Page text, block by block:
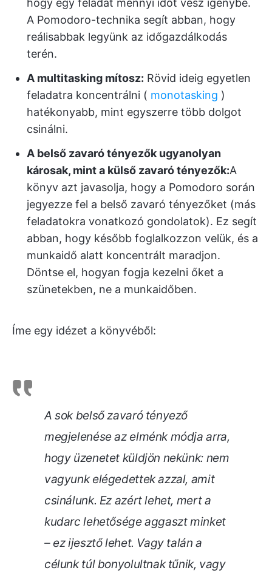
hogy egy feladat mennyi időt vesz igénybe.
A Pomodoro-technika segít abban, hogy
reálisabbak legyünk az időgazdálkodás
terén.
A multitasking mítosz: Rövid ideig egyetlen
feladatra koncentrálni ( monotasking )
hatékonyabb, mint egyszerre több dolgot
csinálni.
A belső zavaró tényezők ugyanolyan
károsak, mint a külső zavaró tényezők:A
könyv azt javasolja, hogy a Pomodoro során
jegyezze fel a belső zavaró tényezőket (más
feladatokra vonatkozó gondolatok). Ez segít
abban, hogy később foglalkozzon velük, és a
munkaidő alatt koncentrált maradjon.
Döntse el, hogyan fogja kezelni őket a
szünetekben, ne a munkaidőben.
Íme egy idézet a könyvéből:
A sok belső zavaró tényező
megjelenése az elménk módja arra,
hogy üzenetet küldjön nekünk: nem
vagyunk elégedettek azzal, amit
csinálunk. Ez azért lehet, mert a
kudarc lehetősége aggaszt minket
– ez ijesztő lehet. Vagy talán a
célunk túl bonyolultnak tűnik, vagy